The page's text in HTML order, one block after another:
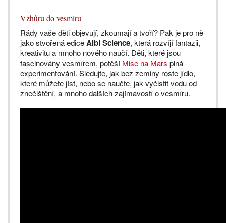
Vzhůru do vesmíru
Rády vaše děti objevují, zkoumají a tvoří? Pak je pro ně
jako stvořená ediceAlbi Science, která rozvíjí fantazii,
kreativitu a mnoho nového naučí. Děti, které jsou
fascinovány vesmírem, potěšíMise na Mars plná
experimentování. Sledujte, jak bez zeminy roste jídlo,
které můžete jíst, nebo se naučte, jak vyčistit vodu od
znečištění, a mnoho dalších zajímavostí o vesmíru.